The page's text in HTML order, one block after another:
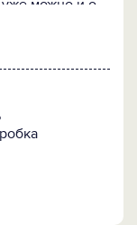
уже можно и о
мягче, а
с
надписи